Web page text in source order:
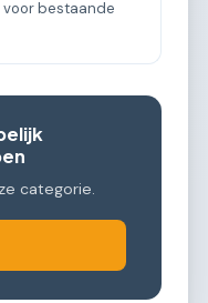
bestaande
categorie.